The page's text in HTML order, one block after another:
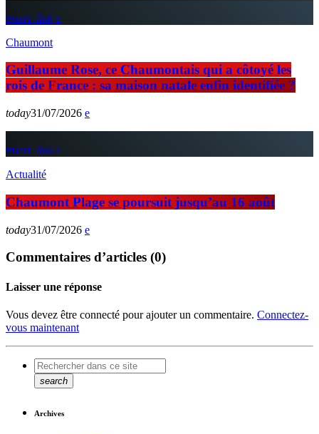
insert_link
Chaumont
Guillaume Rose, ce Chaumontais qui a côtoyé les
rois de France : sa maison natale enfin identifiée ?
today31/07/2026
insert_link
Actualité
Chaumont Plage se poursuit jusqu’au 16 août
today31/07/2026
Commentaires d’articles (0)
Laisser une réponse
Vous devez être connecté pour ajouter un commentaire. Connectez-
vous maintenant
search
Archives